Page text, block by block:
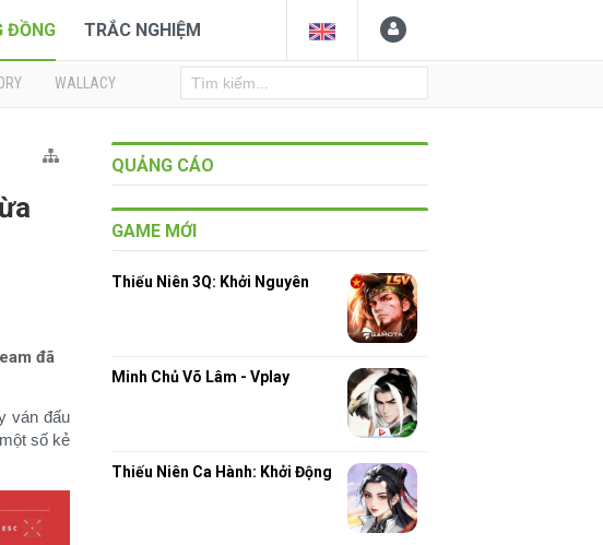
ĐỒNG TRẮC NGHIỆM
WALLACY
đã
ván đấu
số kẻ
QUẢNG CÁO
GAME MỚI
Thiếu Niên 3Q: Khởi Nguyên
Minh Chủ Võ Lâm - Vplay
Thiếu Niên Ca Hành: Khởi Động